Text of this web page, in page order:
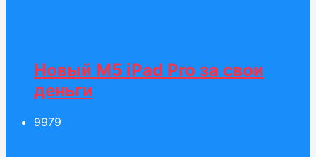
Новый M5 iPad Pro за свои
деньги
9979